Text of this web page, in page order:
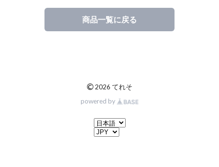
商品一覧に戻る
©2026 てれそ
powered by